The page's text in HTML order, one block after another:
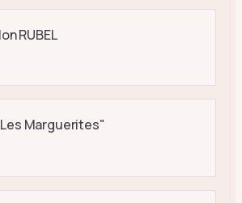
RUBEL
Marguerites"